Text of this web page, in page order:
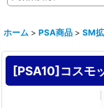
ホーム > PSA商品 > SM
[PSA10]コスモ